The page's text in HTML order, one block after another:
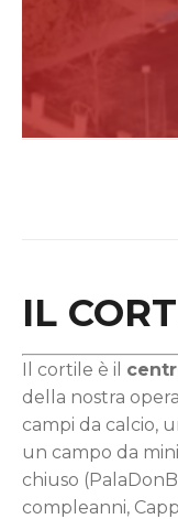
qualsiasi
l’Oratorio e
IL
Il cortile è il
della nostra
campi da calcio,
un campo da
chiuso
compleanni,